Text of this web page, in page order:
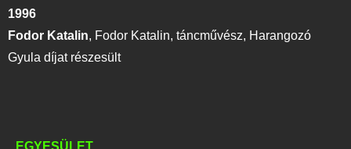
1996
Fodor Katalin, Fodor Katalin, táncművész, Harangozó
Gyula díjat részesült
EGYESÜLET